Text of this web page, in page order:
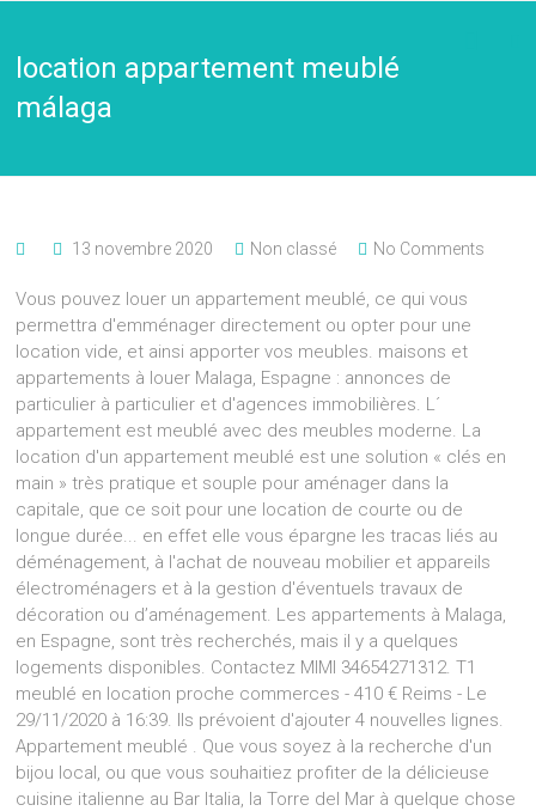
location appartement meublé
málaga
13 novembre 2020 Non classé No Comments
Vous pouvez louer un appartement meublé, ce qui vous
permettra d'emménager directement ou opter pour une
location vide, et ainsi apporter vos meubles. maisons et
appartements à louer Malaga, Espagne : annonces de
particulier à particulier et d'agences immobilières. L´
appartement est meublé avec des meubles moderne. La
location d'un appartement meublé est une solution « clés en
main » très pratique et souple pour aménager dans la
capitale, que ce soit pour une location de courte ou de
longue durée... en effet elle vous épargne les tracas liés au
déménagement, à l'achat de nouveau mobilier et appareils
électroménagers et à la gestion d'éventuels travaux de
décoration ou d’aménagement. Les appartements à Malaga,
en Espagne, sont très recherchés, mais il y a quelques
logements disponibles. Contactez MIMI 34654271312. T1
meublé en location proche commerces - 410 € Reims - Le
29/11/2020 à 16:39. Ils prévoient d'ajouter 4 nouvelles lignes.
Appartement meublé . Que vous soyez à la recherche d'un
bijou local, ou que vous souhaitiez profiter de la délicieuse
cuisine italienne au Bar Italia, la Torre del Mar à quelque chose